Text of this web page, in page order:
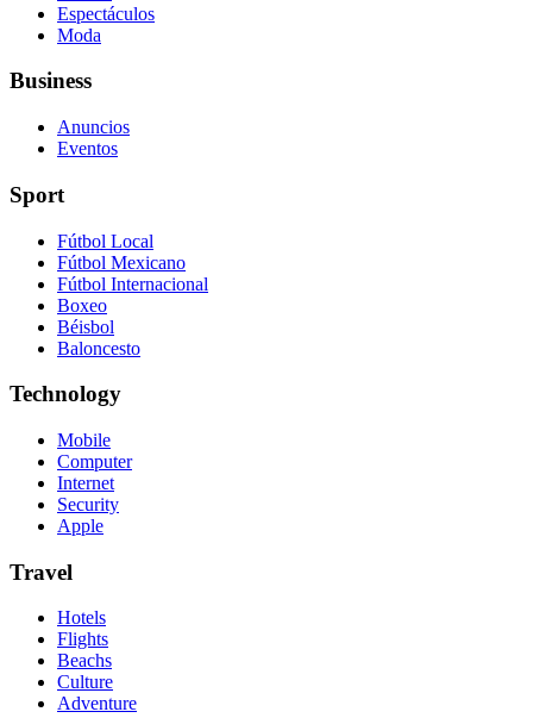
Espectáculos
Moda
Business
Anuncios
Eventos
Sport
Fútbol Local
Fútbol Mexicano
Fútbol Internacional
Boxeo
Béisbol
Baloncesto
Technology
Mobile
Computer
Internet
Security
Apple
Travel
Hotels
Flights
Beachs
Culture
Adventure